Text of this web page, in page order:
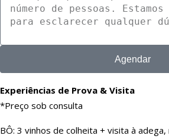
Agendar
Experiências de Prova & Visita
*Preço sob consulta
BÔ: 3 vinhos de colheita + visita à adega,